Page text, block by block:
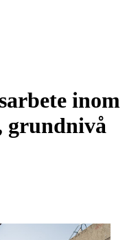
inom
grundnivå